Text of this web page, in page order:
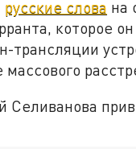
русские слова на
которое
трансляции
Селиванова